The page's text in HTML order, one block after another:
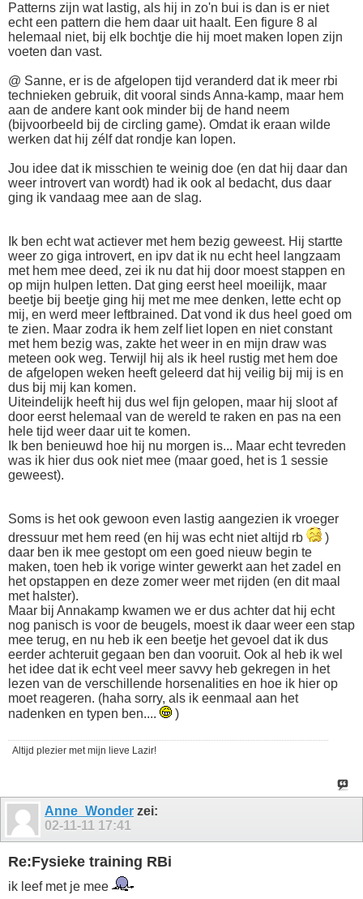
Patterns zijn wat lastig, als hij in zo'n bui is dan is er niet
echt een pattern die hem daar uit haalt. Een figure 8 al
helemaal niet, bij elk bochtje die hij moet maken lopen zijn
voeten dan vast.
@ Sanne, er is de afgelopen tijd veranderd dat ik meer rbi
technieken gebruik, dit vooral sinds Anna-kamp, maar hem
aan de andere kant ook minder bij de hand neem
(bijvoorbeeld bij de circling game). Omdat ik eraan wilde
werken dat hij zélf dat rondje kan lopen.
Jou idee dat ik misschien te weinig doe (en dat hij daar dan
weer introvert van wordt) had ik ook al bedacht, dus daar
ging ik vandaag mee aan de slag.
Ik ben echt wat actiever met hem bezig geweest. Hij startte
weer zo giga introvert, en ipv dat ik nu echt heel langzaam
met hem mee deed, zei ik nu dat hij door moest stappen en
op mijn hulpen letten. Dat ging eerst heel moeilijk, maar
beetje bij beetje ging hij met me mee denken, lette echt op
mij, en werd meer leftbrained. Dat vond ik dus heel goed om
te zien. Maar zodra ik hem zelf liet lopen en niet constant
met hem bezig was, zakte het weer in en mijn draw was
meteen ook weg. Terwijl hij als ik heel rustig met hem doe
de afgelopen weken heeft geleerd dat hij veilig bij mij is en
dus bij mij kan komen.
Uiteindelijk heeft hij dus wel fijn gelopen, maar hij sloot af
door eerst helemaal van de wereld te raken en pas na een
hele tijd weer daar uit te komen.
Ik ben benieuwd hoe hij nu morgen is... Maar echt tevreden
was ik hier dus ook niet mee (maar goed, het is 1 sessie
geweest).
Soms is het ook gewoon even lastig aangezien ik vroeger
dressuur met hem reed (en hij was echt niet altijd rb
)
daar ben ik mee gestopt om een goed nieuw begin te
maken, toen heb ik vorige winter gewerkt aan het zadel en
het opstappen en deze zomer weer met rijden (en dit maal
met halster).
Maar bij Annakamp kwamen we er dus achter dat hij echt
nog panisch is voor de beugels, moest ik daar weer een stap
mee terug, en nu heb ik een beetje het gevoel dat ik dus
eerder achteruit gegaan ben dan vooruit. Ook al heb ik wel
het idee dat ik echt veel meer savvy heb gekregen in het
lezen van de verschillende horsenalities en hoe ik hier op
moet reageren. (haha sorry, als ik eenmaal aan het
nadenken en typen ben....
)
Altijd plezier met mijn lieve Lazir!
Anne_Wonder zei:
02-11-11 17:41
Re:Fysieke training RBi
ik leef met je mee